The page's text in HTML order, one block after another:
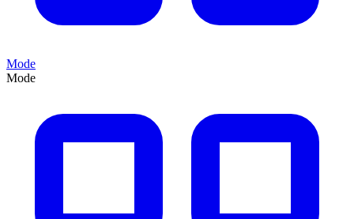
Mode
Mode